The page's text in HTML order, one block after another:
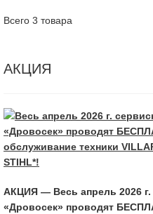
Всего 3 товара
АКЦИЯ
АКЦИЯ — Весь апрель 2026
«Дровосек» проводят